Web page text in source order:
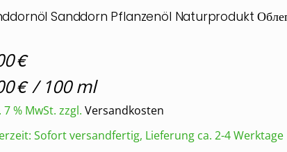
Sanddorn Pflanzenöl Naturprodukt
€
€/ 100 ml
7 % MwSt. zzgl. Versandkosten
Sofort versandfertig, Lieferung ca. 2-4 Werktage